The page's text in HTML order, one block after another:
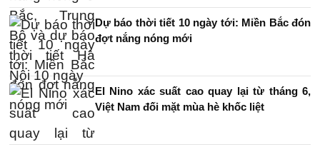
Dự báo thời tiết 10 ngày tới: Miền Bắc đón
đợt nắng nóng mới
El Nino xác suất cao quay lại từ tháng 6,
Việt Nam đối mặt mùa hè khốc liệt